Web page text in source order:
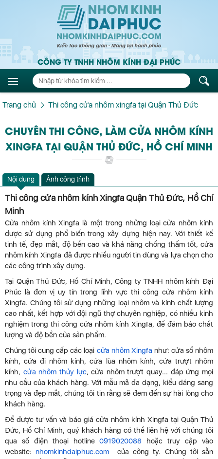
CÔNG TY TNHH NHÔM KÍNH ĐẠI PHÚC
Trang chủ Thi công cửa nhôm xingfa tại Quận Thủ Đức
CHUYÊN THI CÔNG, LÀM CỬA NHÔM KÍNH
XINGFA TẠI QUẬN THỦ ĐỨC, HỒ CHÍ MINH
Nội dung Ảnh công trình
Thi công cửa nhôm kính Xingfa Quận Thủ Đức, Hồ Chí
Minh
Cửa nhôm kính Xingfa là một trong những loại cửa nhôm kính
được sử dụng phổ biến trong xây dựng hiện nay. Với thiết kế
tinh tế, đẹp mắt, độ bền cao và khả năng chống thấm tốt, cửa
nhôm kính Xingfa đã được nhiều người tin dùng và lựa chọn cho
các công trình xây dựng.
Tại Quận Thủ Đức, Hồ Chí Minh, Công ty TNHH nhôm kính Đại
Phúc là đơn vị uy tín trong lĩnh vực thi công cửa nhôm kính
Xingfa. Chúng tôi sử dụng những loại nhôm và kính chất lượng
cao nhất, kết hợp với đội ngũ thợ chuyên nghiệp, có nhiều kinh
nghiệm trong thi công cửa nhôm kính Xingfa, để đảm bảo chất
lượng và độ bền của sản phẩm.
Chúng tôi cung cấp các loại cửa nhôm Xingfa như: cửa sổ nhôm
kính, cửa đi nhôm kính, cửa lùa nhôm kính, cửa trượt nhôm
kính, cửa nhôm thủy lực, cửa nhôm trượt quay... đáp ứng mọi
nhu cầu của khách hàng. Với mẫu mã đa dạng, kiểu dáng sang
trọng và đẹp mắt, chúng tôi tin rằng sẽ đem đến sự hài lòng cho
khách hàng.
Để được tư vấn và báo giá cửa nhôm kính Xingfa tại Quận Thủ
Đức, Hồ Chí Minh, quý khách hàng có thể liên hệ với chúng tôi
qua số điện thoại hotline0919020088 hoặc truy cập vào
website:nhomkinhdaiphuc.com của công ty. Chúng tôi sẵn